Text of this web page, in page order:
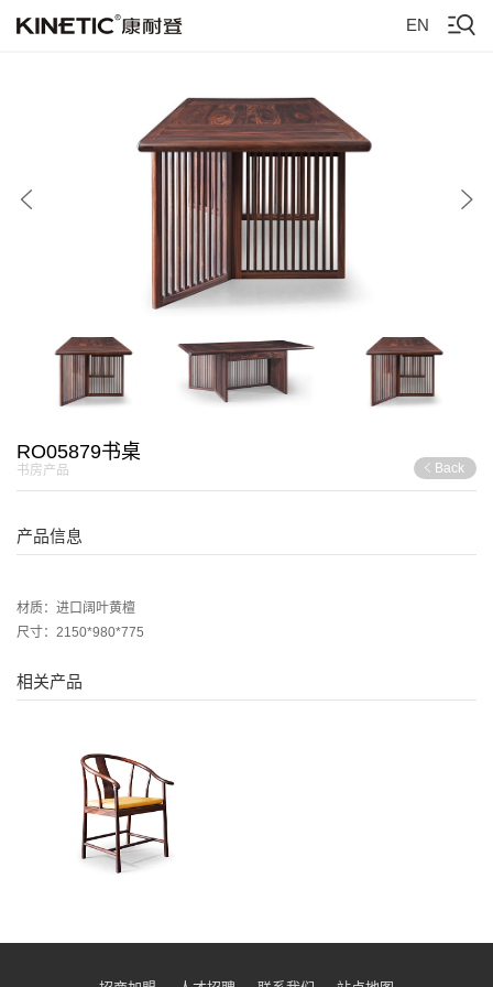
EN
RO05879书桌
书房产品 Back
产品信息
材质：进口阔叶黄檀
尺寸：2150*980*775
相关产品